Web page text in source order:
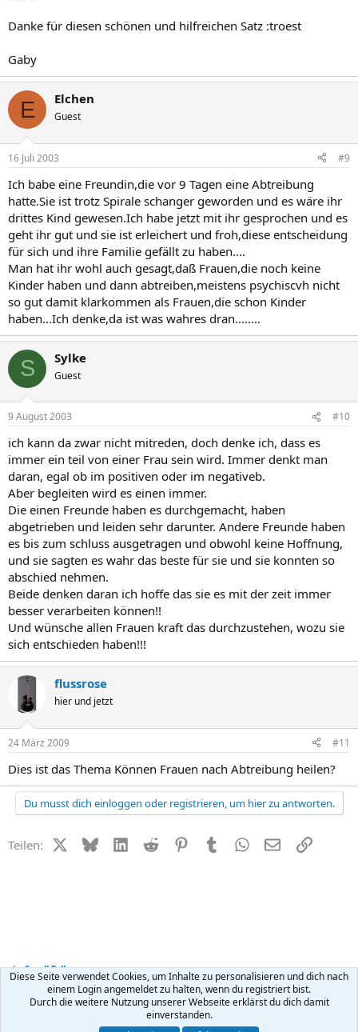
Danke für diesen schönen und hilfreichen Satz :troest
Gaby
E Elchen
Guest
16 Juli 2003 #9
Ich babe eine Freundin,die vor 9 Tagen eine Abtreibung
hatte.Sie ist trotz Spirale schanger geworden und es wäre ihr
drittes Kind gewesen.Ich habe jetzt mit ihr gesprochen und es
geht ihr gut und sie ist erleichert und froh,diese entscheidung
für sich und ihre Familie gefällt zu haben....
Man hat ihr wohl auch gesagt,daß Frauen,die noch keine
Kinder haben und dann abtreiben,meistens psychiscvh nicht
so gut damit klarkommen als Frauen,die schon Kinder
haben...Ich denke,da ist was wahres dran........
S Sylke
Guest
9 August 2003 #10
ich kann da zwar nicht mitreden, doch denke ich, dass es
immer ein teil von einer Frau sein wird. Immer denkt man
daran, egal ob im positiven oder im negativeb.
Aber begleiten wird es einen immer.
Die einen Freunde haben es durchgemacht, haben
abgetrieben und leiden sehr darunter. Andere Freunde haben
es bis zum schluss ausgetragen und obwohl keine Hoffnung,
und sie sagten es wahr das beste für sie und sie konnten so
abschied nehmen.
Beide denken daran ich hoffe das sie es mit der zeit immer
besser verarbeiten können!!
Und wünsche allen Frauen kraft das durchzustehen, wozu sie
sich entschieden haben!!!
flussrose
hier und jetzt
24 März 2009 #11
Dies ist das Thema Können Frauen nach Abtreibung heilen?
Du musst dich einloggen oder registrieren, um hier zu antworten.
Teilen: X (Twitter)
BlueskyLinkedIn
Reddit PinterestTumblr WhatsApp
E-MailLink
Small Talk
Kontakt Nutzungsbedingungen Datenschutz Hilfe
R
®
Diese Seite verwendet Cookies, um Inhalte zu personalisieren und dich nach
einem Login angemeldet zu halten, wenn du registriert bist.
Durch die weitere Nutzung unserer Webseite erklärst du dich damit
einverstanden.